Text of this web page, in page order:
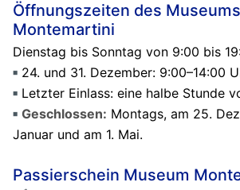
Öffnungszeiten des
Montemartini
Dienstag bis Sonntag von 9:00 bis
24. und 31. Dezember: 9:00–14:00
Letzter Einlass: eine halbe Stunde
Geschlossen: Montags, am 25.
Januar und am 1. Mai.
Passierschein Museum